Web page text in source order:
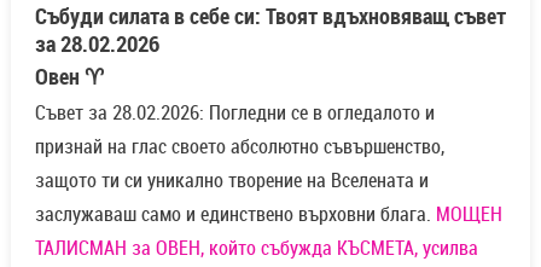
Събуди силата в себе си: Твоят вдъхновяващ съвет
за 28.02.2026
Овен ♈
Съвет за 28.02.2026: Погледни се в огледалото и
признай на глас своето абсолютно съвършенство,
защото ти си уникално творение на Вселената и
заслужаваш само и единствено върховни блага. МОЩЕН
ТАЛИСМАН за ОВЕН, който събужда КЪСМЕТА, усилва